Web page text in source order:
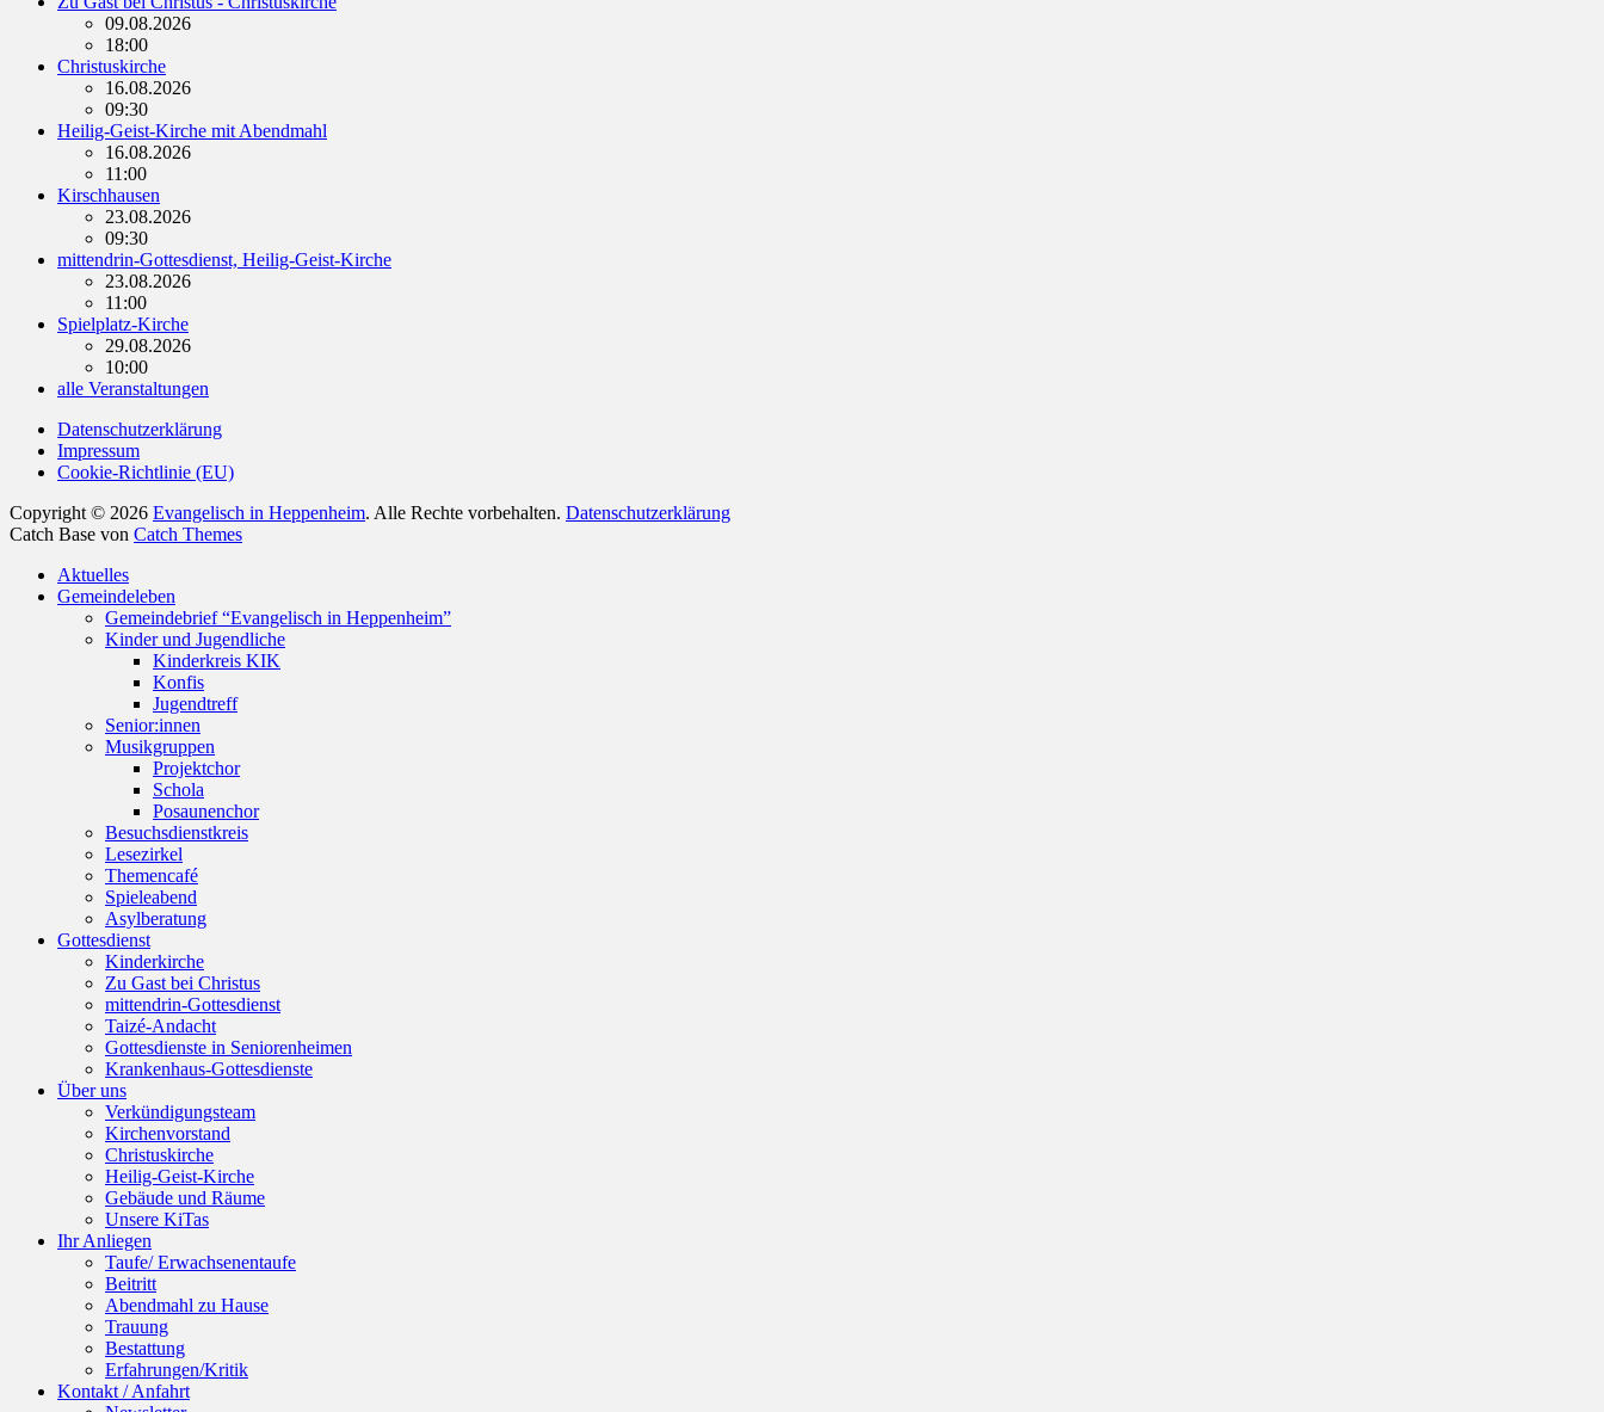
09.08.2026
18:00
Christuskirche
16.08.2026
09:30
Heilig-Geist-Kirche mit Abendmahl
16.08.2026
11:00
Kirschhausen
23.08.2026
09:30
mittendrin-Gottesdienst, Heilig-Geist-Kirche
23.08.2026
11:00
Spielplatz-Kirche
29.08.2026
10:00
alle Veranstaltungen
Datenschutzerklärung
Impressum
Cookie-Richtlinie (EU)
Copyright © 2026 Evangelisch in Heppenheim. Alle Rechte vorbehalten. Datenschutzerklärung
Catch Base von Catch Themes
oben
scrollen
Aktuelles
Gemeindeleben
Gemeindebrief “Evangelisch in Heppenheim”
Kinder und Jugendliche
Kinderkreis KIK
Konfis
Jugendtreff
Senior:innen
Musikgruppen
Projektchor
Schola
Posaunenchor
Besuchsdienstkreis
Lesezirkel
Themencafé
Spieleabend
Asylberatung
Gottesdienst
Kinderkirche
Zu Gast bei Christus
mittendrin-Gottesdienst
Taizé-Andacht
Gottesdienste in Seniorenheimen
Krankenhaus-Gottesdienste
Über uns
Verkündigungsteam
Kirchenvorstand
Christuskirche
Heilig-Geist-Kirche
Gebäude und Räume
Unsere KiTas
Ihr Anliegen
Taufe/ Erwachsenentaufe
Beitritt
Abendmahl zu Hause
Trauung
Bestattung
Erfahrungen/Kritik
Kontakt / Anfahrt